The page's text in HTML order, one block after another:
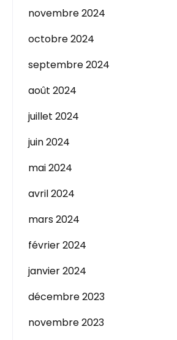
novembre 2024
octobre 2024
septembre 2024
août 2024
juillet 2024
juin 2024
mai 2024
avril 2024
mars 2024
février 2024
janvier 2024
décembre 2023
novembre 2023